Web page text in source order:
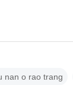
nan o rao trang